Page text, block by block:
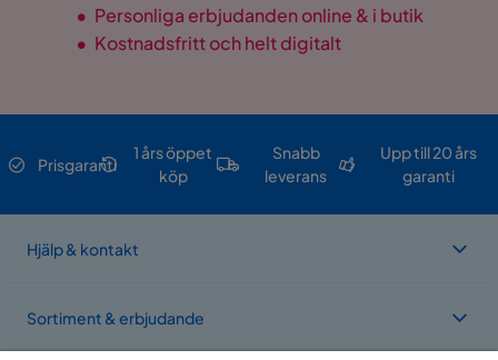
• Personliga erbjudanden online & i butik
• Kostnadsfritt och helt digitalt
Prisgaranti
1 års öppet
köp
Snabb
leverans
Upp till 20 års
garanti
Hjälp & kontakt
Sortiment & erbjudande